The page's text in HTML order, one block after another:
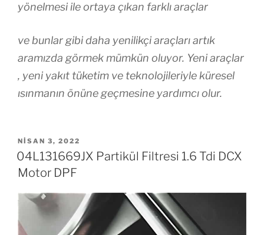
yönelmesi ile ortaya çıkan farklı araçlar
ve bunlar gibi daha yenilikçi araçları artık
aramızda görmek mümkün oluyor. Yeni araçlar
, yeni yakıt tüketim ve teknolojileriyle küresel
ısınmanın önüne geçmesine yardımcı olur.
YAYIM
TARIHI
NISAN 3, 2022
04L131669JX Partikül Filtresi 1.6 Tdi DCX
Motor DPF